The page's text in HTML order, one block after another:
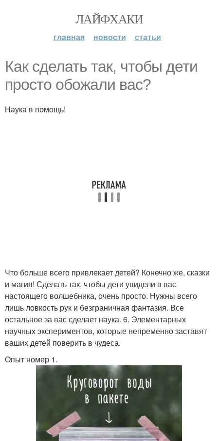
ЛАЙФХАКИ
главная новости статьи
Как сделать так, чтобы дети
просто обожали вас?
Наука в помощь!
Что больше всего привлекает детей? Конечно же, сказки
и магия! Сделать так, чтобы дети увидели в вас
настоящего волшебника, очень просто. Нужны всего
лишь ловкость рук и безграничная фантазия. Все
остальное за вас сделает наука. 6. Элементарных
научных экспериментов, которые непременно заставят
ваших детей поверить в чудеса.
Опыт номер 1.